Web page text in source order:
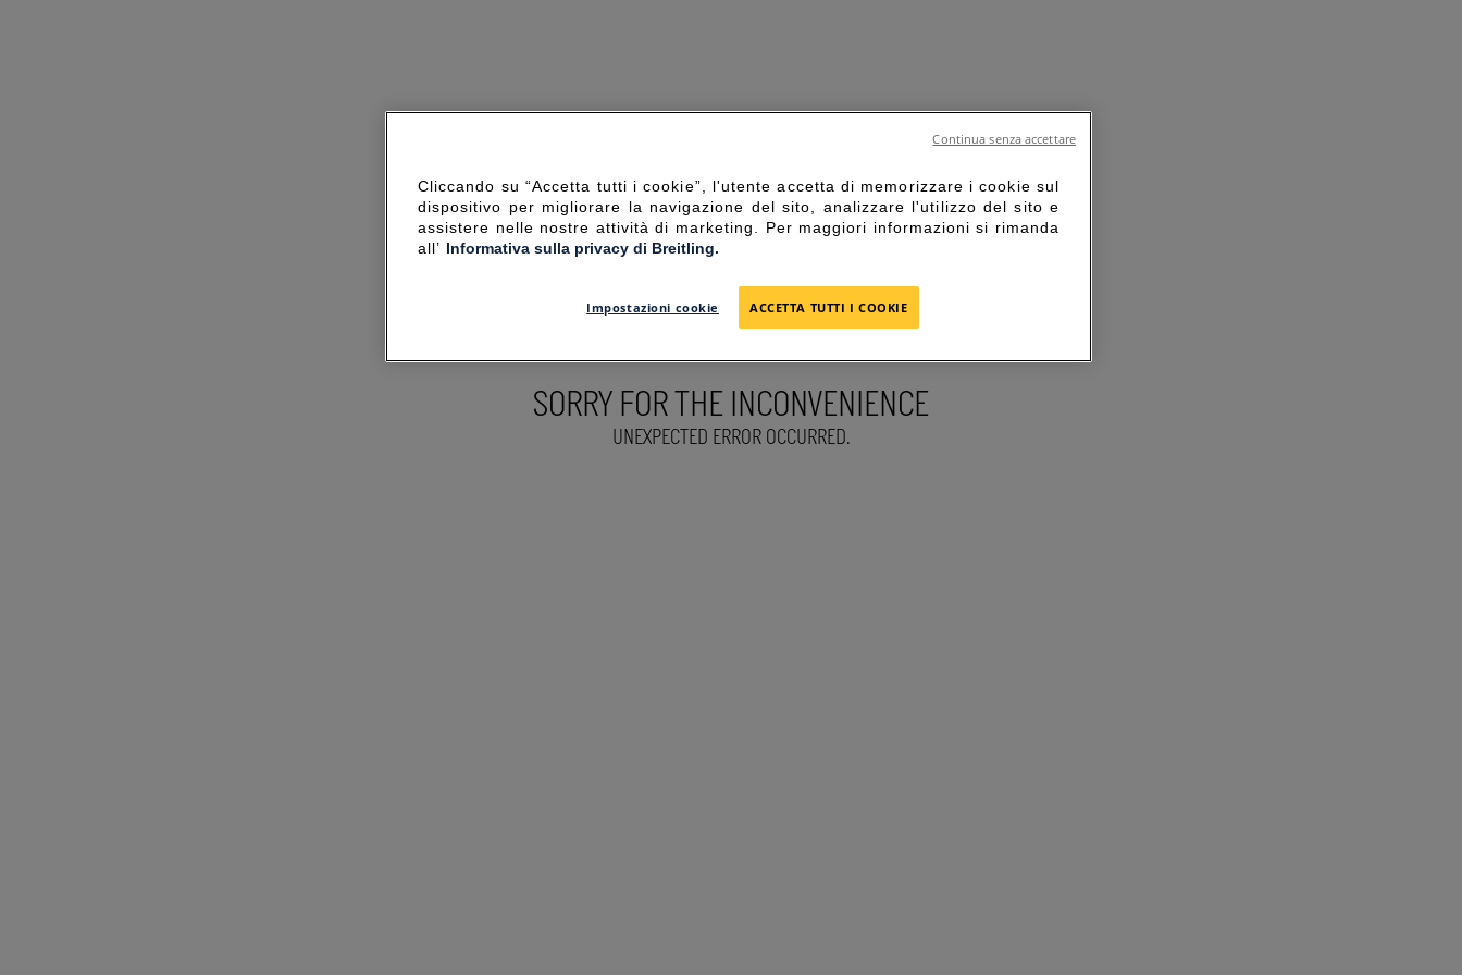
SORRY FOR THE INCONVENIENCE
UNEXPECTED ERROR OCCURRED.
Cliccando su “Accetta tutti i cookie”, l'utente accetta di memorizzare i cookie sul
dispositivo per migliorare la navigazione del sito, analizzare l'utilizzo del sito e
assistere nelle nostre attività di marketing. Per maggiori informazioni si rimanda
all’ Informativa sulla privacy di Breitling.
Impostazioni cookie ACCETTA TUTTI I COOKIE
Continua senza accettare